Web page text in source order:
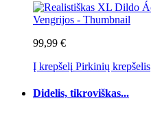
99,99 €
Į krepšelį Pirkinių krepšelis
Didelis, tikroviškas...